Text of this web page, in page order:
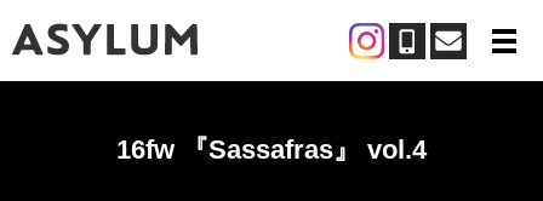
メ
16fw 『Sassafras』 vol.4